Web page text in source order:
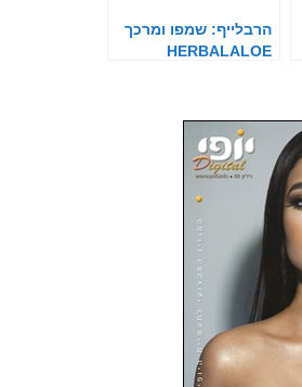
הרבלייף: שמפו ומרכך
HERBALALOE